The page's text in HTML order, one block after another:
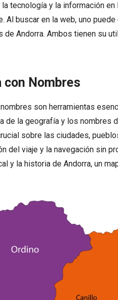
tecnología y la información
Al buscar en la web, uno
de Andorra. Ambos tienen su
con Nombres
son herramientas
de la geografía y los nombres
sobre las ciudades,
del viaje y la navegación sin
y la historia de Andorra, un